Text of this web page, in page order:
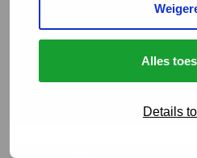
Alles
Details
meegenomen in
groter de impact. Door
te betrekken, wordt